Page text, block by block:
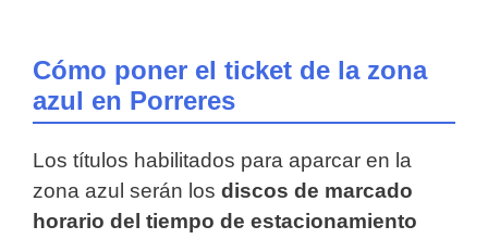
Cómo poner el ticket de la zona
azul en Porreres
Los títulos habilitados para aparcar en la
zona azul serán los discos de marcado
horario del tiempo de estacionamiento